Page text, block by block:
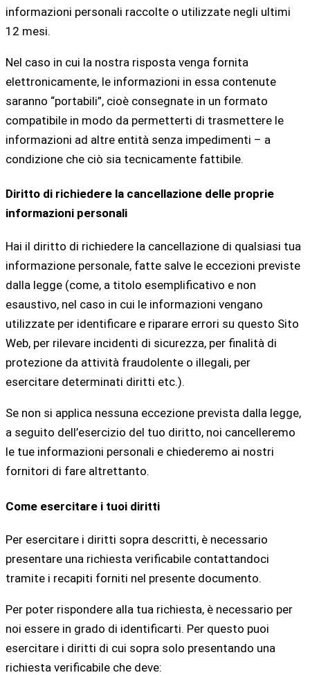
informazioni personali raccolte o utilizzate negli ultimi
12 mesi.
Nel caso in cui la nostra risposta venga fornita
elettronicamente, le informazioni in essa contenute
saranno “portabili”, cioè consegnate in un formato
compatibile in modo da permetterti di trasmettere le
informazioni ad altre entità senza impedimenti – a
condizione che ciò sia tecnicamente fattibile.
Diritto di richiedere la cancellazione delle proprie
informazioni personali
Hai il diritto di richiedere la cancellazione di qualsiasi tua
informazione personale, fatte salve le eccezioni previste
dalla legge (come, a titolo esemplificativo e non
esaustivo, nel caso in cui le informazioni vengano
utilizzate per identificare e riparare errori su questo Sito
Web, per rilevare incidenti di sicurezza, per finalità di
protezione da attività fraudolente o illegali, per
esercitare determinati diritti etc.).
Se non si applica nessuna eccezione prevista dalla legge,
a seguito dell’esercizio del tuo diritto, noi cancelleremo
le tue informazioni personali e chiederemo ai nostri
fornitori di fare altrettanto.
Come esercitare i tuoi diritti
Per esercitare i diritti sopra descritti, è necessario
presentare una richiesta verificabile contattandoci
tramite i recapiti forniti nel presente documento.
Per poter rispondere alla tua richiesta, è necessario per
noi essere in grado di identificarti. Per questo puoi
esercitare i diritti di cui sopra solo presentando una
richiesta verificabile che deve: